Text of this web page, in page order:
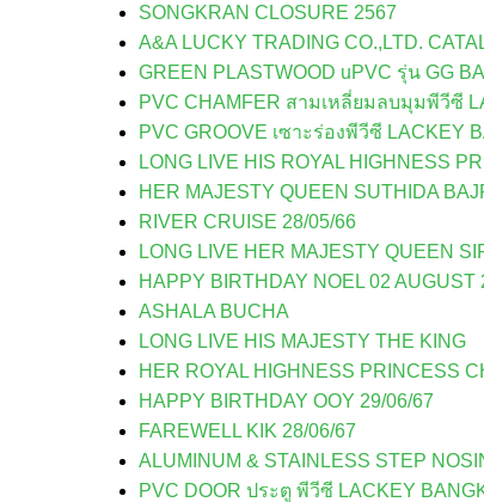
SONGKRAN CLOSURE 2567
A&A LUCKY TRADING CO.,LTD.
GREEN PLASTWOOD uPVC รุ่น GG
PVC CHAMFER สามเหลี่ยมลบมุมพีวีซี
PVC GROOVE เซาะร่องพีวีซี LACKEY
LONG LIVE HIS ROYAL HIGHNESS
HER MAJESTY QUEEN SUTHIDA
RIVER CRUISE 28/05/66
LONG LIVE HER MAJESTY QUEEN
HAPPY BIRTHDAY NOEL 02 AUGUST
ASHALA BUCHA
LONG LIVE HIS MAJESTY THE KING
HER ROYAL HIGHNESS PRINCESS
HAPPY BIRTHDAY OOY 29/06/67
FAREWELL KIK 28/06/67
ALUMINUM & STAINLESS STEP
PVC DOOR ประตู พีวีซี LACKEY